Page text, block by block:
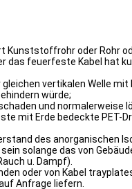
oder Rohr
feuerfeste Kabel hat
vertikalen Welle
würde;
und
mit Erde bedeckte PET-
des anorganischen
solange das von
u. Dampf).
oder von Kabel
Anfrage liefern.